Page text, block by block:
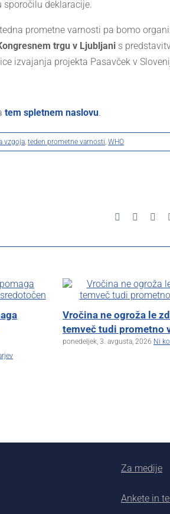
sporočilu deklaracije.
prometne varnosti pa bomo
trgu v Ljubljani s
izvajanja projekta Pasavček v
tem spletnem naslovu.
vzgoja, teden prometne varnosti, WHO
Facebook
Vročina ne ogroža le
temveč tudi prometno
ponedeljek, 3. avgusta, 2026 Ni
Za medije
Ankete in